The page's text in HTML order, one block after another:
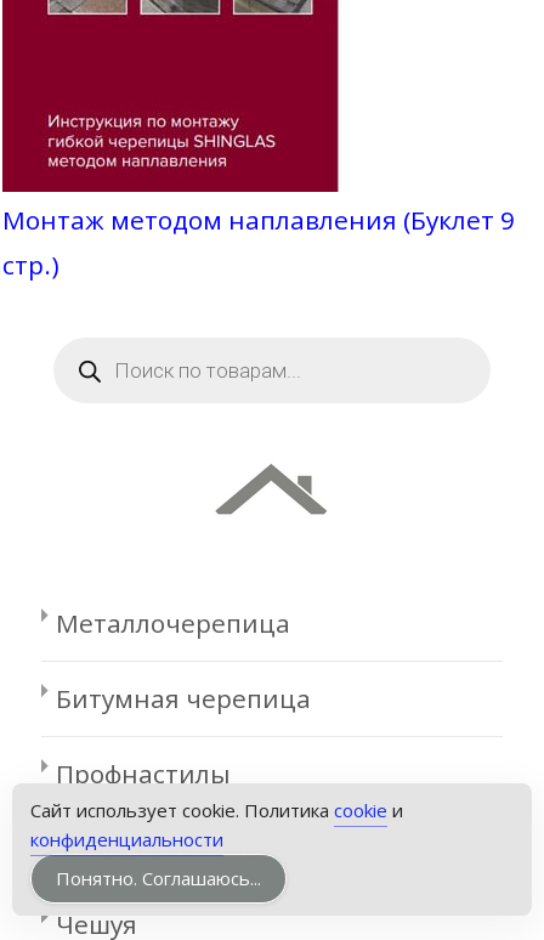
Монтаж методом наплавления (Буклет 9
стр.)
товаров
Металлочерепица
Битумная черепица
Профнастилы
Фальцевая кровля
Чешуя
Сайт использует cookie. Политика cookie и
конфиденциальности
Понятно. Соглашаюсь...